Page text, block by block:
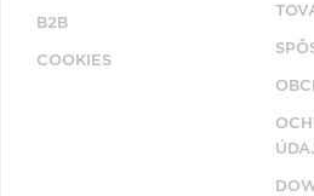
B2B
COOKIES